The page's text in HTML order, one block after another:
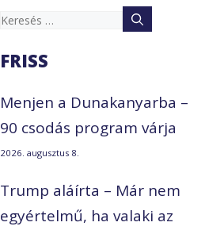
Keresés:
FRISS
Menjen a Dunakanyarba –
90 csodás program várja
2026. augusztus 8.
Trump aláírta – Már nem
egyértelmű, ha valaki az